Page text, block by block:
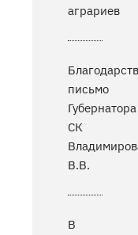
аграриев
письмо
Губернатора
СК
В.В.
В